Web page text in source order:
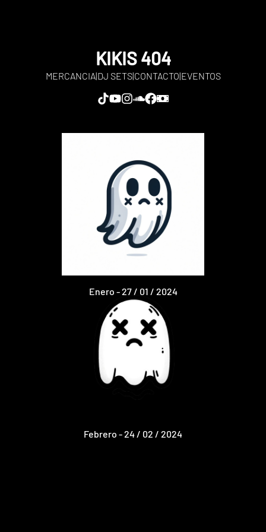
KIKIS 404
MERCANCIA|DJ SETS|CONTACTO|EVENTOS
Enero - 27 / 01 / 2024
Febrero - 24 / 02 / 2024